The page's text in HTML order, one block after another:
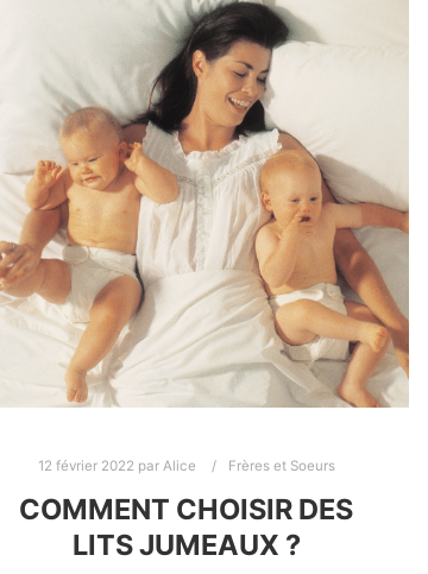
12 février 2022 par Alice Frères et Soeurs
COMMENT CHOISIR DES
LITS JUMEAUX ?